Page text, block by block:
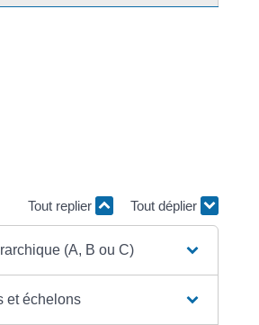
Tout replier
Tout déplier
(A, B ou C)
et échelons